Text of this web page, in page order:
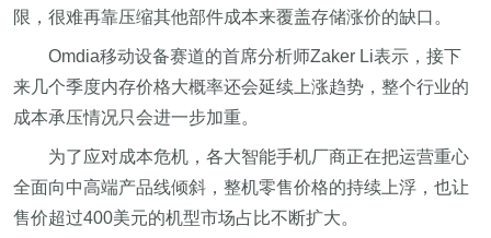
限，很难再靠压缩其他部件成本来覆盖存储涨价的缺口。
Omdia移动设备赛道的首席分析师Zaker Li表示，接下
来几个季度内存价格大概率还会延续上涨趋势，整个行业的
成本承压情况只会进一步加重。
为了应对成本危机，各大智能手机厂商正在把运营重心
全面向中高端产品线倾斜，整机零售价格的持续上浮，也让
售价超过400美元的机型市场占比不断扩大。